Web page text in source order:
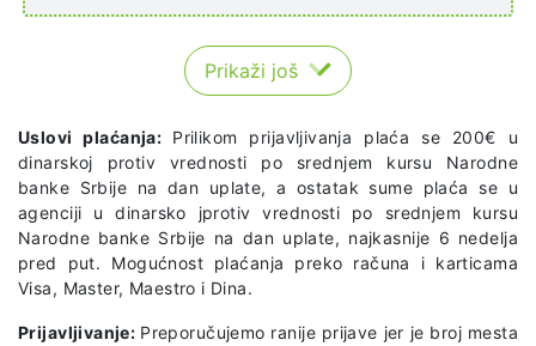
Prikaži još
Uslovi plaćanja: Prilikom prijavljivanja plaća se 200€ u
dinarskoj protiv vrednosti po srednjem kursu Narodne
banke Srbije na dan uplate, a ostatak sume plaća se u
agenciji u dinarsko jprotiv vrednosti po srednjem kursu
Narodne banke Srbije na dan uplate, najkasnije 6 nedelja
pred put. Mogućnost plaćanja preko računa i karticama
Visa, Master, Maestro i Dina.
Prijavljivanje: Preporučujemo ranije prijave jer je broj mesta